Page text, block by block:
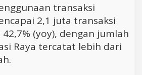
transaksi
2,1 juta transaksi
(yoy), dengan jumlah
Raya tercatat lebih dari